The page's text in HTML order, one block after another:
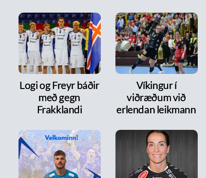
Logi og Freyr báðir
með gegn
Frakklandi
Víkingur í
viðræðum við
erlendan leikmann